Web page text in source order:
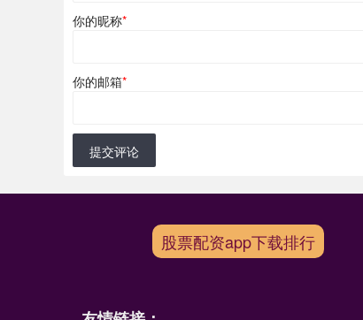
你的昵称*
你的邮箱*
提交评论
股票配资app下载排行